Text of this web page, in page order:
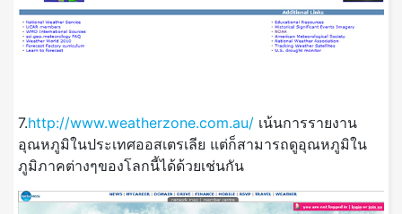
7.http://www.weatherzone.com.au/ เน้นการรายงาน
อุณหภูมิในประเทศออสเตรเลีย แต่ก็สามารถดูอุณหภูมิใน
ภูมิภาคต่างๆของโลกนี้ได้ด้วยเช่นกัน